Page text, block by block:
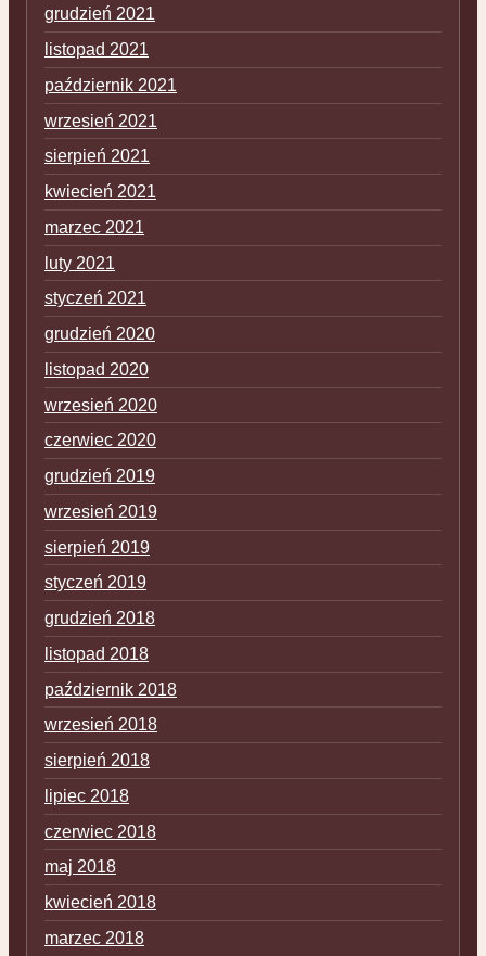
grudzień 2021
listopad 2021
październik 2021
wrzesień 2021
sierpień 2021
kwiecień 2021
marzec 2021
luty 2021
styczeń 2021
grudzień 2020
listopad 2020
wrzesień 2020
czerwiec 2020
grudzień 2019
wrzesień 2019
sierpień 2019
styczeń 2019
grudzień 2018
listopad 2018
październik 2018
wrzesień 2018
sierpień 2018
lipiec 2018
czerwiec 2018
maj 2018
kwiecień 2018
marzec 2018